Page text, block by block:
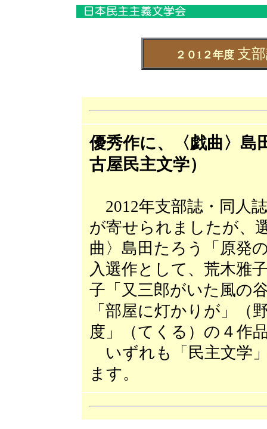
２０1２年度 支
優秀作に、〈戯曲〉島
古屋民主文学）
2012年支部誌・同人
が寄せられましたが、
曲〉島田たろう「原発
入選作として、荒木雅
子「又三郎がいた風の
「部屋に灯かりが」（
度」（てくる）の４作
いずれも「民主文学
ます。